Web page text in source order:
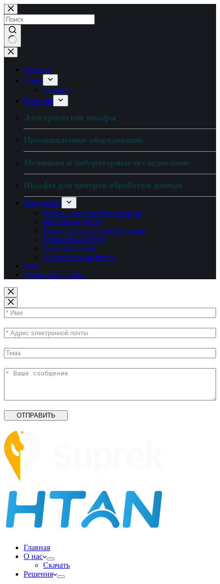
Перейти
к
содержанию
Нет
результатов
Главная
О нас
Скачать
Решения
Электрические шкафы
Промышленное оборудование
Медицина и лабораторные исследования
Шкафы для центров обработки данных
Продукция
Петли с крутящим моментом
приварные петли
Петли для холодильных камер
Подъемные петли
Скрытые петли
Сверхпрочные петли
Блог
Свяжитесь с нами
ОТПРАВИТЬ
Главная
О нас
Скачать
Решения